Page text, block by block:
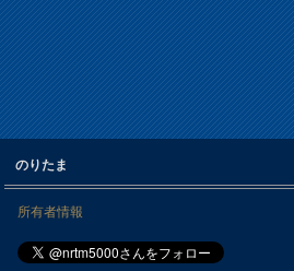
のりたま
所有者情報